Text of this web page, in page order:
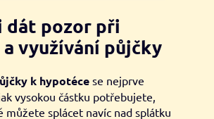
dát pozor při
využívání půjčky
k hypotécese nejprve
vysokou částku potřebujete,
můžete splácet navíc nad splátku